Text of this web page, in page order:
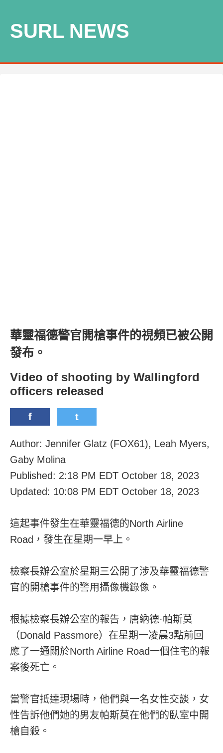
SURL NEWS
華靈福德警官開槍事件的視頻已被公開
發布。
Video of shooting by Wallingford
officers released
f t
Author: Jennifer Glatz (FOX61), Leah Myers,
Gaby Molina
Published: 2:18 PM EDT October 18, 2023
Updated: 10:08 PM EDT October 18, 2023
這起事件發生在華靈福德的North Airline
Road，發生在星期一早上。
檢察長辦公室於星期三公開了涉及華靈福德警
官的開槍事件的警用攝像機錄像。
根據檢察長辦公室的報告，唐納德·帕斯莫
（Donald Passmore）在星期一凌晨3點前回
應了一通關於North Airline Road一個住宅的報
案後死亡。
當警官抵達現場時，他們與一名女性交談，女
性告訴他們她的男友帕斯莫在他們的臥室中開
槍自殺。